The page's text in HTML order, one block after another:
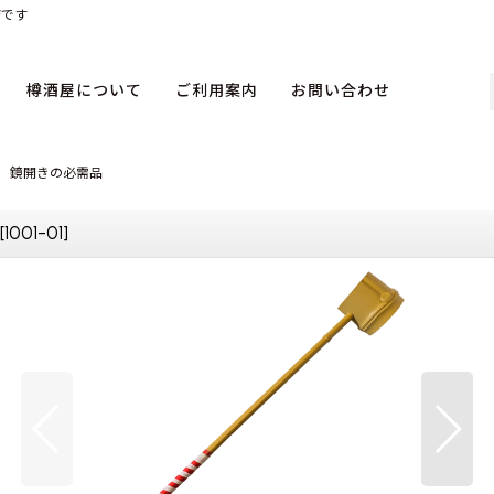
す
樽酒屋について ご利用案内 お問い合わせ
鏡開きの必需品
[1001-01]